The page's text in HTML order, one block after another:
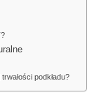
podkładu?